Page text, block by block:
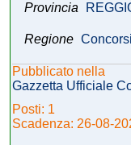
Provincia
Regione
Pubblicato nella
Gazzetta Ufficiale
Posti: 1
Scadenza: 26-08-